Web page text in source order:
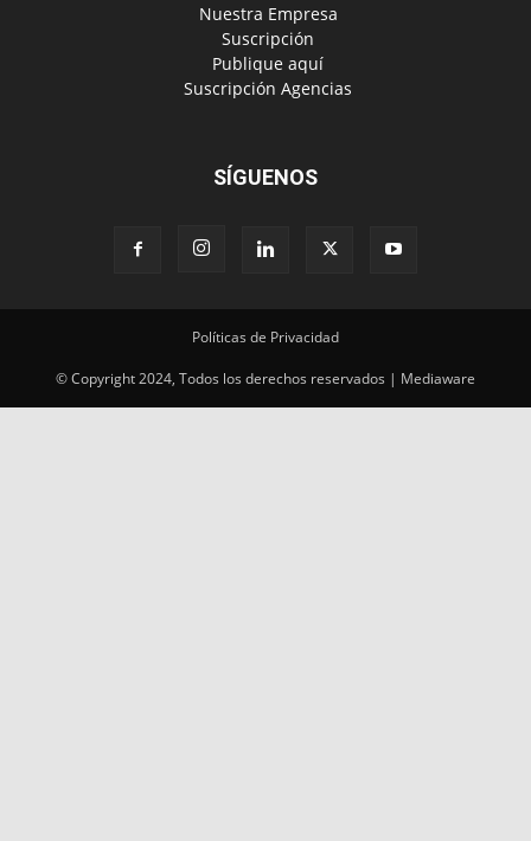
‎ Nuestra Empresa
‎ Suscripción
‎ Publique aquí
‎ Suscripción Agencias
SÍGUENOS
Políticas de Privacidad
© Copyright 2024, Todos los derechos reservados | Mediaware